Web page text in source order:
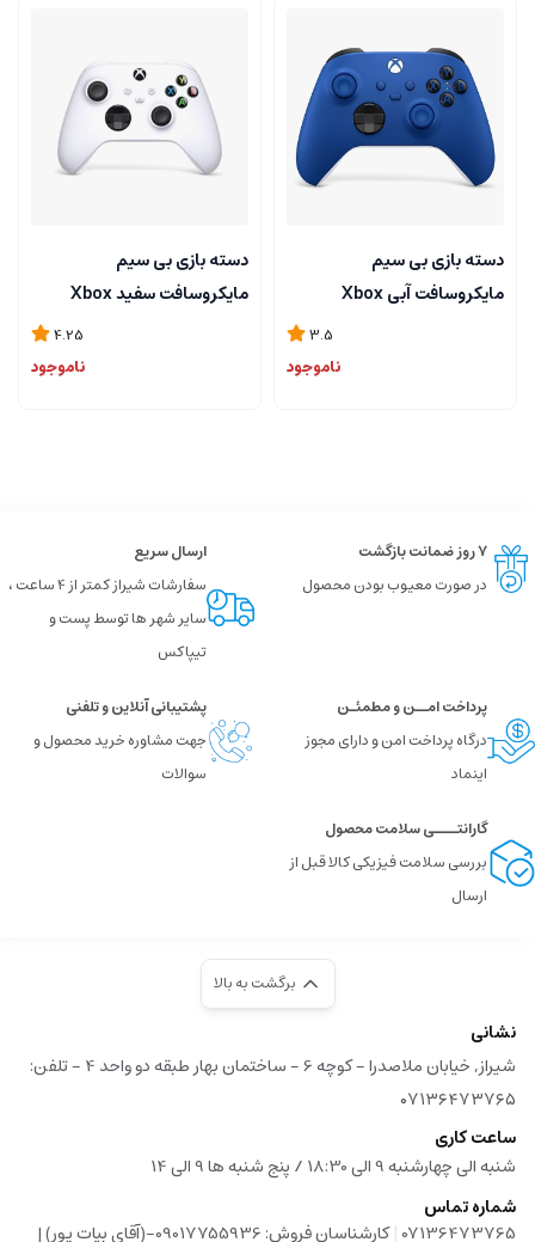
دسته بازی بی سیم
مایکروسافت آبی Xbox
3.5
ناموجود
دسته بازی بی سیم
مایکروسافت سفید Xbox
4.25
ناموجود
۷ روز ضمانت بازگشت
در صورت معیوب بودن محصول
ارسال سریع
سفارشات شیراز کمتر از 4 ساعت ،
سایر شهر ها توسط پست و
تیپاکس
پرداخت امــن و مطمئـن
درگاه پرداخت امن و دارای مجوز
اینماد
پشتیبانی آنلاین و تلفنی
جهت مشاوره خرید محصول و
سوالات
گارانتــــی سلامت محصول
بررسی سلامت فیزیکی کالا قبل از
ارسال
برگشت به بالا
نشانی
شیراز, خیابان ملاصدرا - کوچه 6 - ساختمان بهار طبقه دو واحد 4 - تلفن:
۰۷۱۳۶۴۷۳۷۶۵
ساعت کاری
شنبه الی چهارشنبه 9 الی 18:30 / پنج شنبه ها 9 الی 14
شماره تماس
07136473765
| کارشناسان فروش: 09017755936-(آقای بیات پور) |